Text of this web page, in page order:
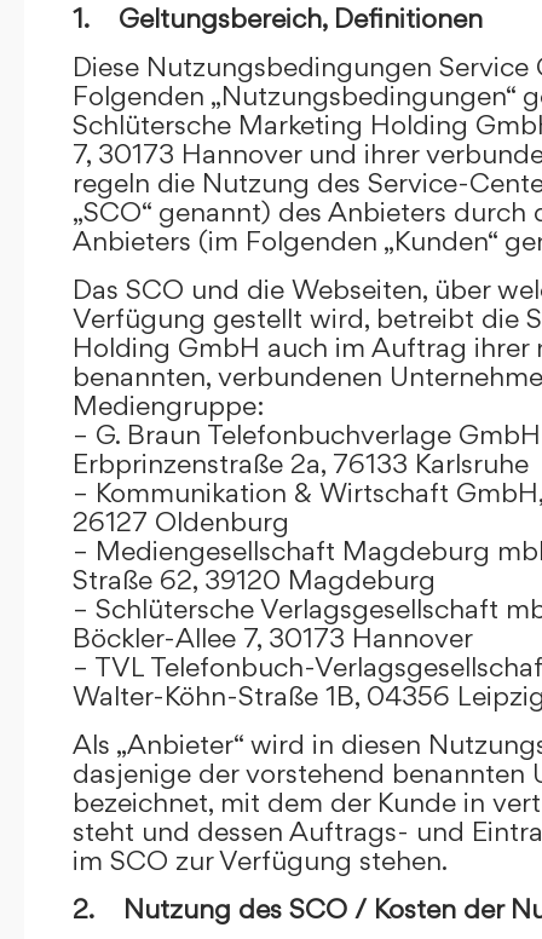
1. Geltungsbereich, Definitionen
Diese Nutzungsbedingungen Service
Folgenden „Nutzungsbedingungen“
Schlütersche Marketing Holding
7, 30173 Hannover und ihrer
regeln die Nutzung des Service-
„SCO“ genannt) des Anbieters durch
Anbieters (im Folgenden „Kunden“
Das SCO und die Webseiten, über
Verfügung gestellt wird, betreibt die
Holding GmbH auch im Auftrag ihrer
benannten, verbundenen
Mediengruppe:
– G. Braun Telefonbuchverlage GmbH
Erbprinzenstraße 2a, 76133 Karlsruhe
– Kommunikation & Wirtschaft
26127 Oldenburg
– Mediengesellschaft Magdeburg
Straße 62, 39120 Magdeburg
– Schlütersche Verlagsgesellschaft
Böckler-Allee 7, 30173 Hannover
– TVL Telefonbuch-
Walter-Köhn-Straße 1B, 04356
Als „Anbieter“ wird in diesen
dasjenige der vorstehend benannten
bezeichnet, mit dem der Kunde in
steht und dessen Auftrags- und
im SCO zur Verfügung stehen.
2. Nutzung des SCO / Kosten der